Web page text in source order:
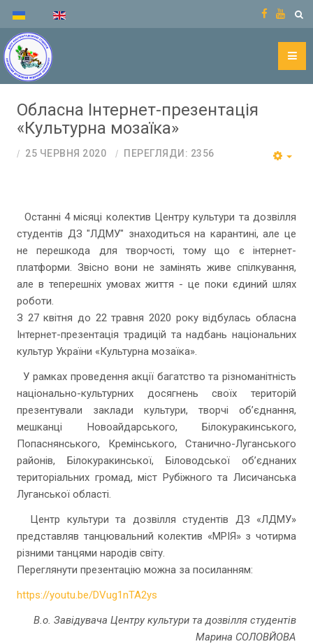
Обласна Інтернет-презентація
«Культурна мозаїка»
25 ЧЕРВНЯ 2020 ПЕРЕГЛЯДИ: 2356
Останні 4 місяці колектив Центру культури та дозвілля
студентів ДЗ "ЛДМУ" знаходиться на карантині, але це
не перешкода для творчості, тому що є інтернет-
платформи. Звісно вони не замінять живе спілкування,
але в теперешніх умовах життя - це поки єдиний шлях
роботи.
З 27 квітня до 22 травня 2020 року відбулась обласна
Інтернет-презентація традицій та надбань національних
культур України «Культурна мозаїка».
У рамках проведення акції багатство та різноманітність
національно-культурних досягнень своїх територій
презентували заклади культури, творчі об’єднання,
мешканці Новоайдарського, Білокуракинського,
Попаснянського, Кремінського, Станично-Луганського
районів, Білокуракинської, Біловодської об’єднаних
територіальних громад, міст Рубіжного та Лисичанська
Луганської області.
Центр культури та дозвілля студентів ДЗ «ЛДМУ»
представляв танцювальний колектив «МРІЯ» з чотирма
різними танцями народів світу.
Переглянути презентацію можна за посиланням:
https://youtu.be/DVug1nTA2ys
В.о. Завідувача Центру культури та дозвілля студентів
Марина СОЛОВЙОВА